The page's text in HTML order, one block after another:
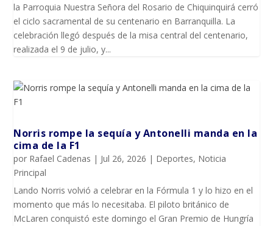
la Parroquia Nuestra Señora del Rosario de Chiquinquirá cerró
el ciclo sacramental de su centenario en Barranquilla. La
celebración llegó después de la misa central del centenario,
realizada el 9 de julio, y...
Norris rompe la sequía y Antonelli manda en la
cima de la F1
por Rafael Cadenas | Jul 26, 2026 | Deportes, Noticia
Principal
Lando Norris volvió a celebrar en la Fórmula 1 y lo hizo en el
momento que más lo necesitaba. El piloto británico de
McLaren conquistó este domingo el Gran Premio de Hungría